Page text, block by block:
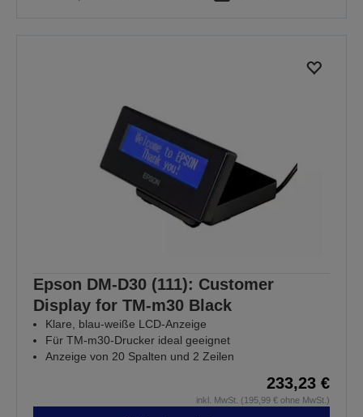
Epson DM-D30 (111): Customer
Display for TM-m30 Black
Klare, blau-weiße LCD-Anzeige
Für TM-m30-Drucker ideal geeignet
Anzeige von 20 Spalten und 2 Zeilen
233,23 €
inkl. MwSt. (195,99 € ohne MwSt.)